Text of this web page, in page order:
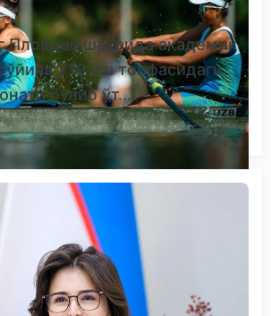
Пловдив шаҳрида академик
У19 ёш тоифасидаги
бўлиб ўт...